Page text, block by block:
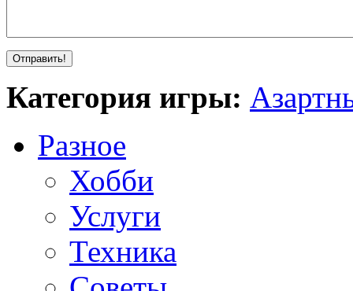
Категория игры:
Разное
Хобби
Услуги
Техника